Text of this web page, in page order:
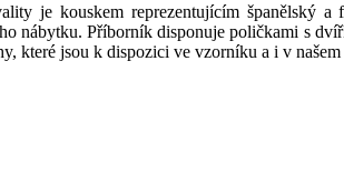
je kouskem reprezentujícím španělský
nábytku. Příborník disponuje poličkami s
které jsou k dispozici ve vzorníku a i v